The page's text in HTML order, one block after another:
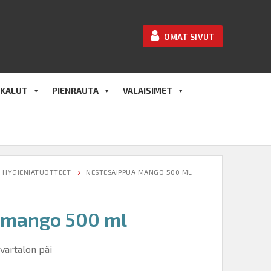
OMAT SIVUT
PIENRAUTA VALAISIMET
HYGIENIATUOTTEET NESTESAIPPUA MANGO 500 ML
500 ml
päi